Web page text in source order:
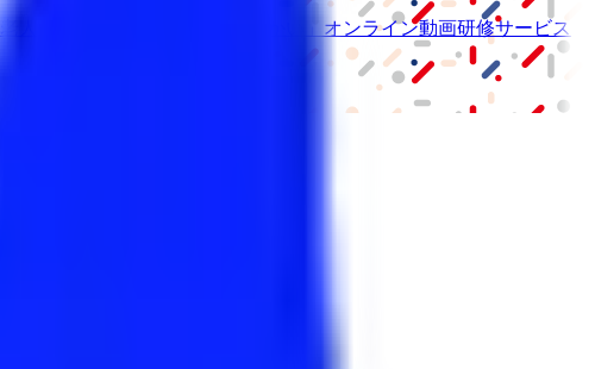
老人ホーム紹介サービス オンライン動画研修サービス